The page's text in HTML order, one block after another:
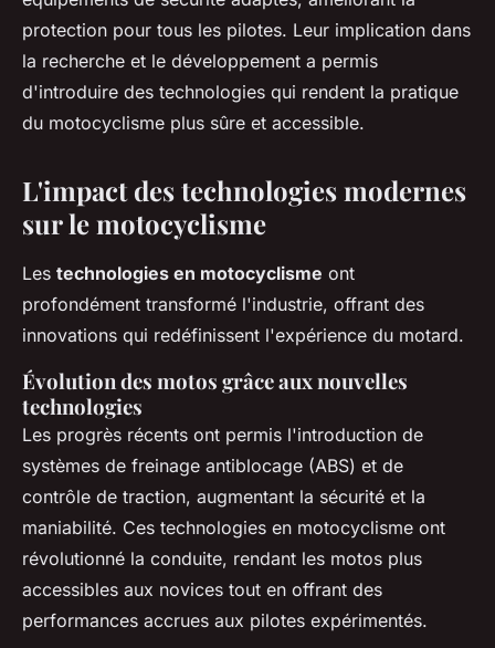
protection pour tous les pilotes. Leur implication dans
la recherche et le développement a permis
d'introduire des technologies qui rendent la pratique
du motocyclisme plus sûre et accessible.
L'impact des technologies modernes
sur le motocyclisme
Les technologies en motocyclisme ont
profondément transformé l'industrie, offrant des
innovations qui redéfinissent l'expérience du motard.
Évolution des motos grâce aux nouvelles
technologies
Les progrès récents ont permis l'introduction de
systèmes de freinage antiblocage (ABS) et de
contrôle de traction, augmentant la sécurité et la
maniabilité. Ces technologies en motocyclisme ont
révolutionné la conduite, rendant les motos plus
accessibles aux novices tout en offrant des
performances accrues aux pilotes expérimentés.